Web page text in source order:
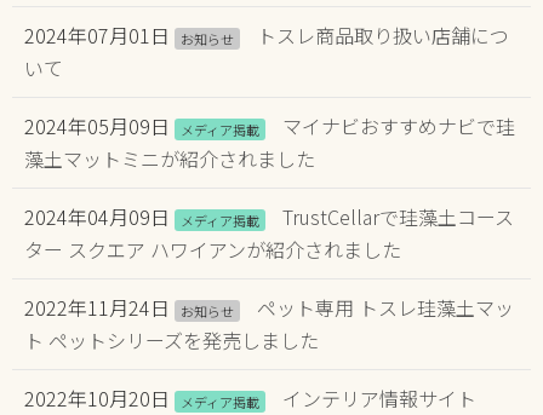
2024年07月01日
お知らせ
トスレ商品取り扱い店舗につ
いて
2024年05月09日
メディア掲載
マイナビおすすめナビで珪
藻土マットミニが紹介されました
2024年04月09日
メディア掲載
TrustCellarで珪藻土コース
ター スクエア ハワイアンが紹介されました
2022年11月24日
お知らせ
ペット専用 トスレ珪藻土マッ
ト ペットシリーズを発売しました
2022年10月20日
メディア掲載
インテリア情報サイト